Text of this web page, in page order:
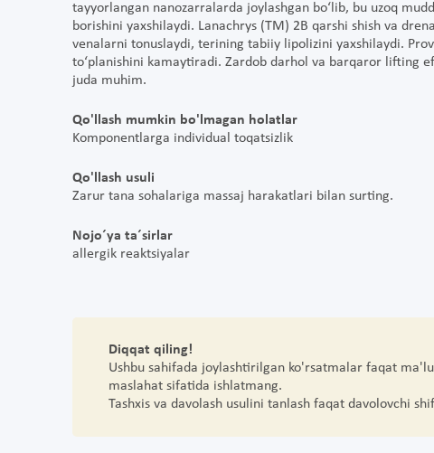
tayyorlangan nanozarralarda joylashgan bo‘lib, bu uzoq
borishini yaxshilaydi. Lanachrys (TM) 2B qarshi shish va
venalarni tonuslaydi, terining tabiiy lipolizini yaxshilaydi.
to‘planishini kamaytiradi. Zardob darhol va barqaror lifting
juda muhim.
Qo'llash mumkin bo'lmagan holatlar
Komponentlarga individual toqatsizlik
Qo'llash usuli
Zarur tana sohalariga massaj harakatlari bilan surting.
Nojo´ya ta´sirlar
allergik reaktsiyalar
Diqqat qiling!
Ushbu sahifada joylashtirilgan ko'rsatmalar faqat
maslahat sifatida ishlatmang.
Tashxis va davolash usulini tanlash faqat davolovchi